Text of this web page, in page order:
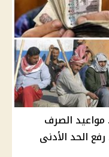
العمالة غير المنتظمة 2026.. مواعيد الصرف
الحد الأدنى